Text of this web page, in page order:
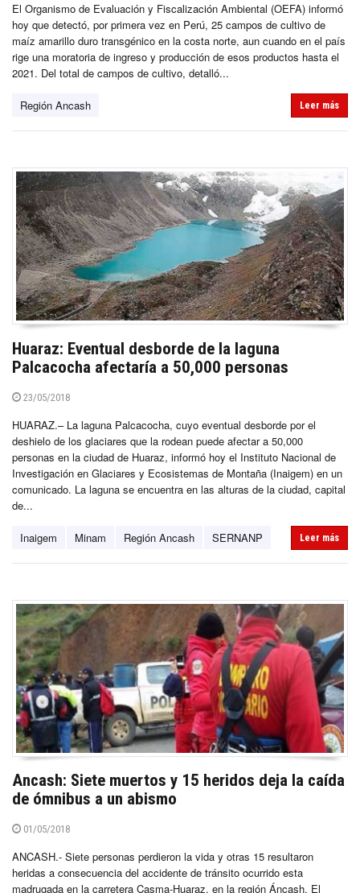
El Organismo de Evaluación y Fiscalización Ambiental (OEFA) informó
hoy que detectó, por primera vez en Perú, 25 campos de cultivo de
maíz amarillo duro transgénico en la costa norte, aun cuando en el país
rige una moratoria de ingreso y producción de esos productos hasta el
2021. Del total de campos de cultivo, detalló...
Región Ancash Leer más
Huaraz: Eventual desborde de la laguna
Palcacocha afectaría a 50,000 personas
23/05/2018
HUARAZ.– La laguna Palcacocha, cuyo eventual desborde por el
deshielo de los glaciares que la rodean puede afectar a 50,000
personas en la ciudad de Huaraz, informó hoy el Instituto Nacional de
Investigación en Glaciares y Ecosistemas de Montaña (Inaigem) en un
comunicado. La laguna se encuentra en las alturas de la ciudad, capital
de...
Inaigem Minam Región Ancash SERNANP Leer más
Ancash: Siete muertos y 15 heridos deja la caída
de ómnibus a un abismo
01/05/2018
ANCASH.- Siete personas perdieron la vida y otras 15 resultaron
heridas a consecuencia del accidente de tránsito ocurrido esta
madrugada en la carretera Casma-Huaraz, en la región Áncash. El